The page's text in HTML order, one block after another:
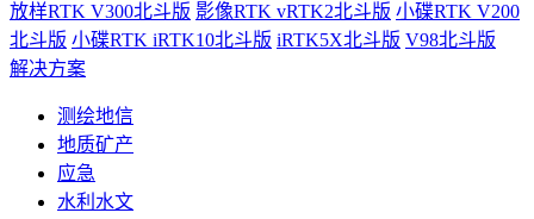
放样RTK V300北斗版 影像RTK vRTK2北斗版 小碟RTK V200
北斗版 小碟RTK iRTK10北斗版 iRTK5X北斗版 V98北斗版
解决方案
测绘地信
地质矿产
应急
水利水文